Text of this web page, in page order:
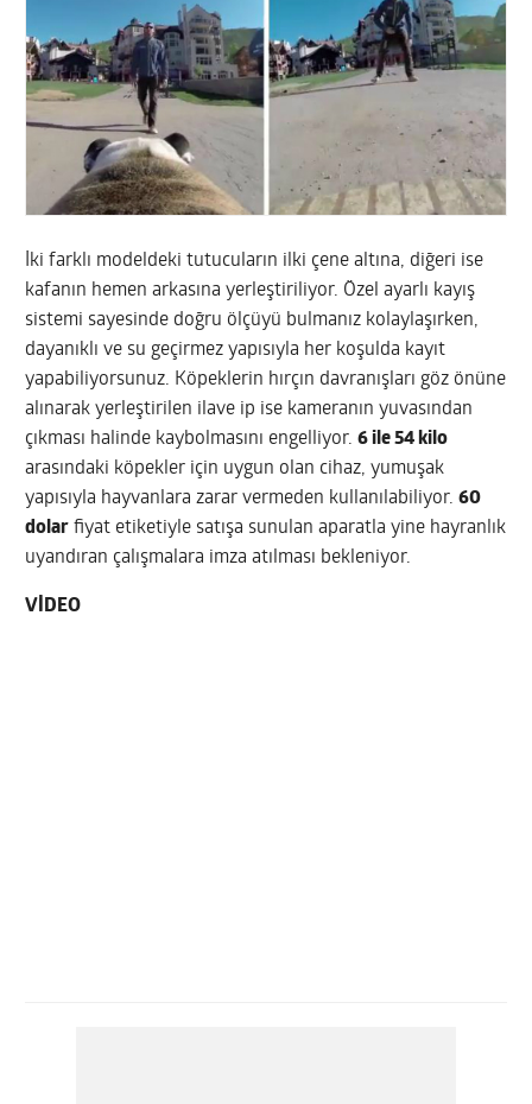
İki farklı modeldeki tutucuların ilki çene altına, diğeri ise
kafanın hemen arkasına yerleştiriliyor. Özel ayarlı kayış
sistemi sayesinde doğru ölçüyü bulmanız kolaylaşırken,
dayanıklı ve su geçirmez yapısıyla her koşulda kayıt
yapabiliyorsunuz. Köpeklerin hırçın davranışları göz önüne
alınarak yerleştirilen ilave ip ise kameranın yuvasından
çıkması halinde kaybolmasını engelliyor.6 ile 54 kilo
arasındaki köpekler için uygun olan cihaz, yumuşak
yapısıyla hayvanlara zarar vermeden kullanılabiliyor.60
dolar fiyat etiketiyle satışa sunulan aparatla yine hayranlık
uyandıran çalışmalara imza atılması bekleniyor.
VİDEO